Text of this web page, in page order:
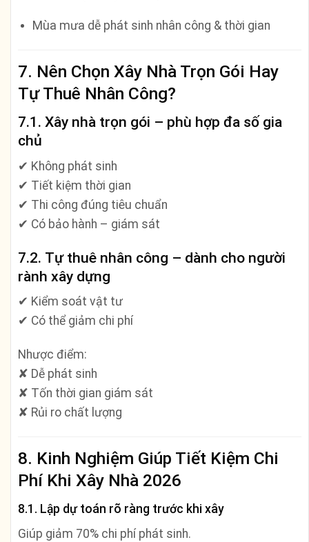
Mùa mưa dễ phát sinh nhân công & thời gian
7. Nên Chọn Xây Nhà Trọn Gói Hay
Tự Thuê Nhân Công?
7.1. Xây nhà trọn gói – phù hợp đa số gia
chủ
✔ Không phát sinh
✔ Tiết kiệm thời gian
✔ Thi công đúng tiêu chuẩn
✔ Có bảo hành – giám sát
7.2. Tự thuê nhân công – dành cho người
rành xây dựng
✔ Kiểm soát vật tư
✔ Có thể giảm chi phí
Nhược điểm:
✘ Dễ phát sinh
✘ Tốn thời gian giám sát
✘ Rủi ro chất lượng
8. Kinh Nghiệm Giúp Tiết Kiệm Chi
Phí Khi Xây Nhà 2026
8.1. Lập dự toán rõ ràng trước khi xây
Giúp giảm 70% chi phí phát sinh.